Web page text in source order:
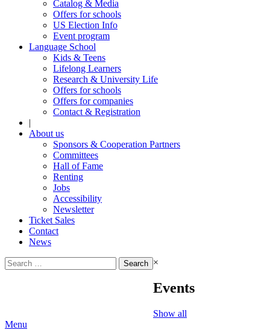
Catalog & Media
Offers for schools
US Election Info
Event program
Language School
Kids & Teens
Lifelong Learners
Research & University Life
Offers for schools
Offers for companies
Contact & Registration
|
About us
Sponsors & Cooperation Partners
Committees
Hall of Fame
Renting
Jobs
Accessibility
Newsletter
Ticket Sales
Contact
News
Search
for:
×
Events
Show all
Menu